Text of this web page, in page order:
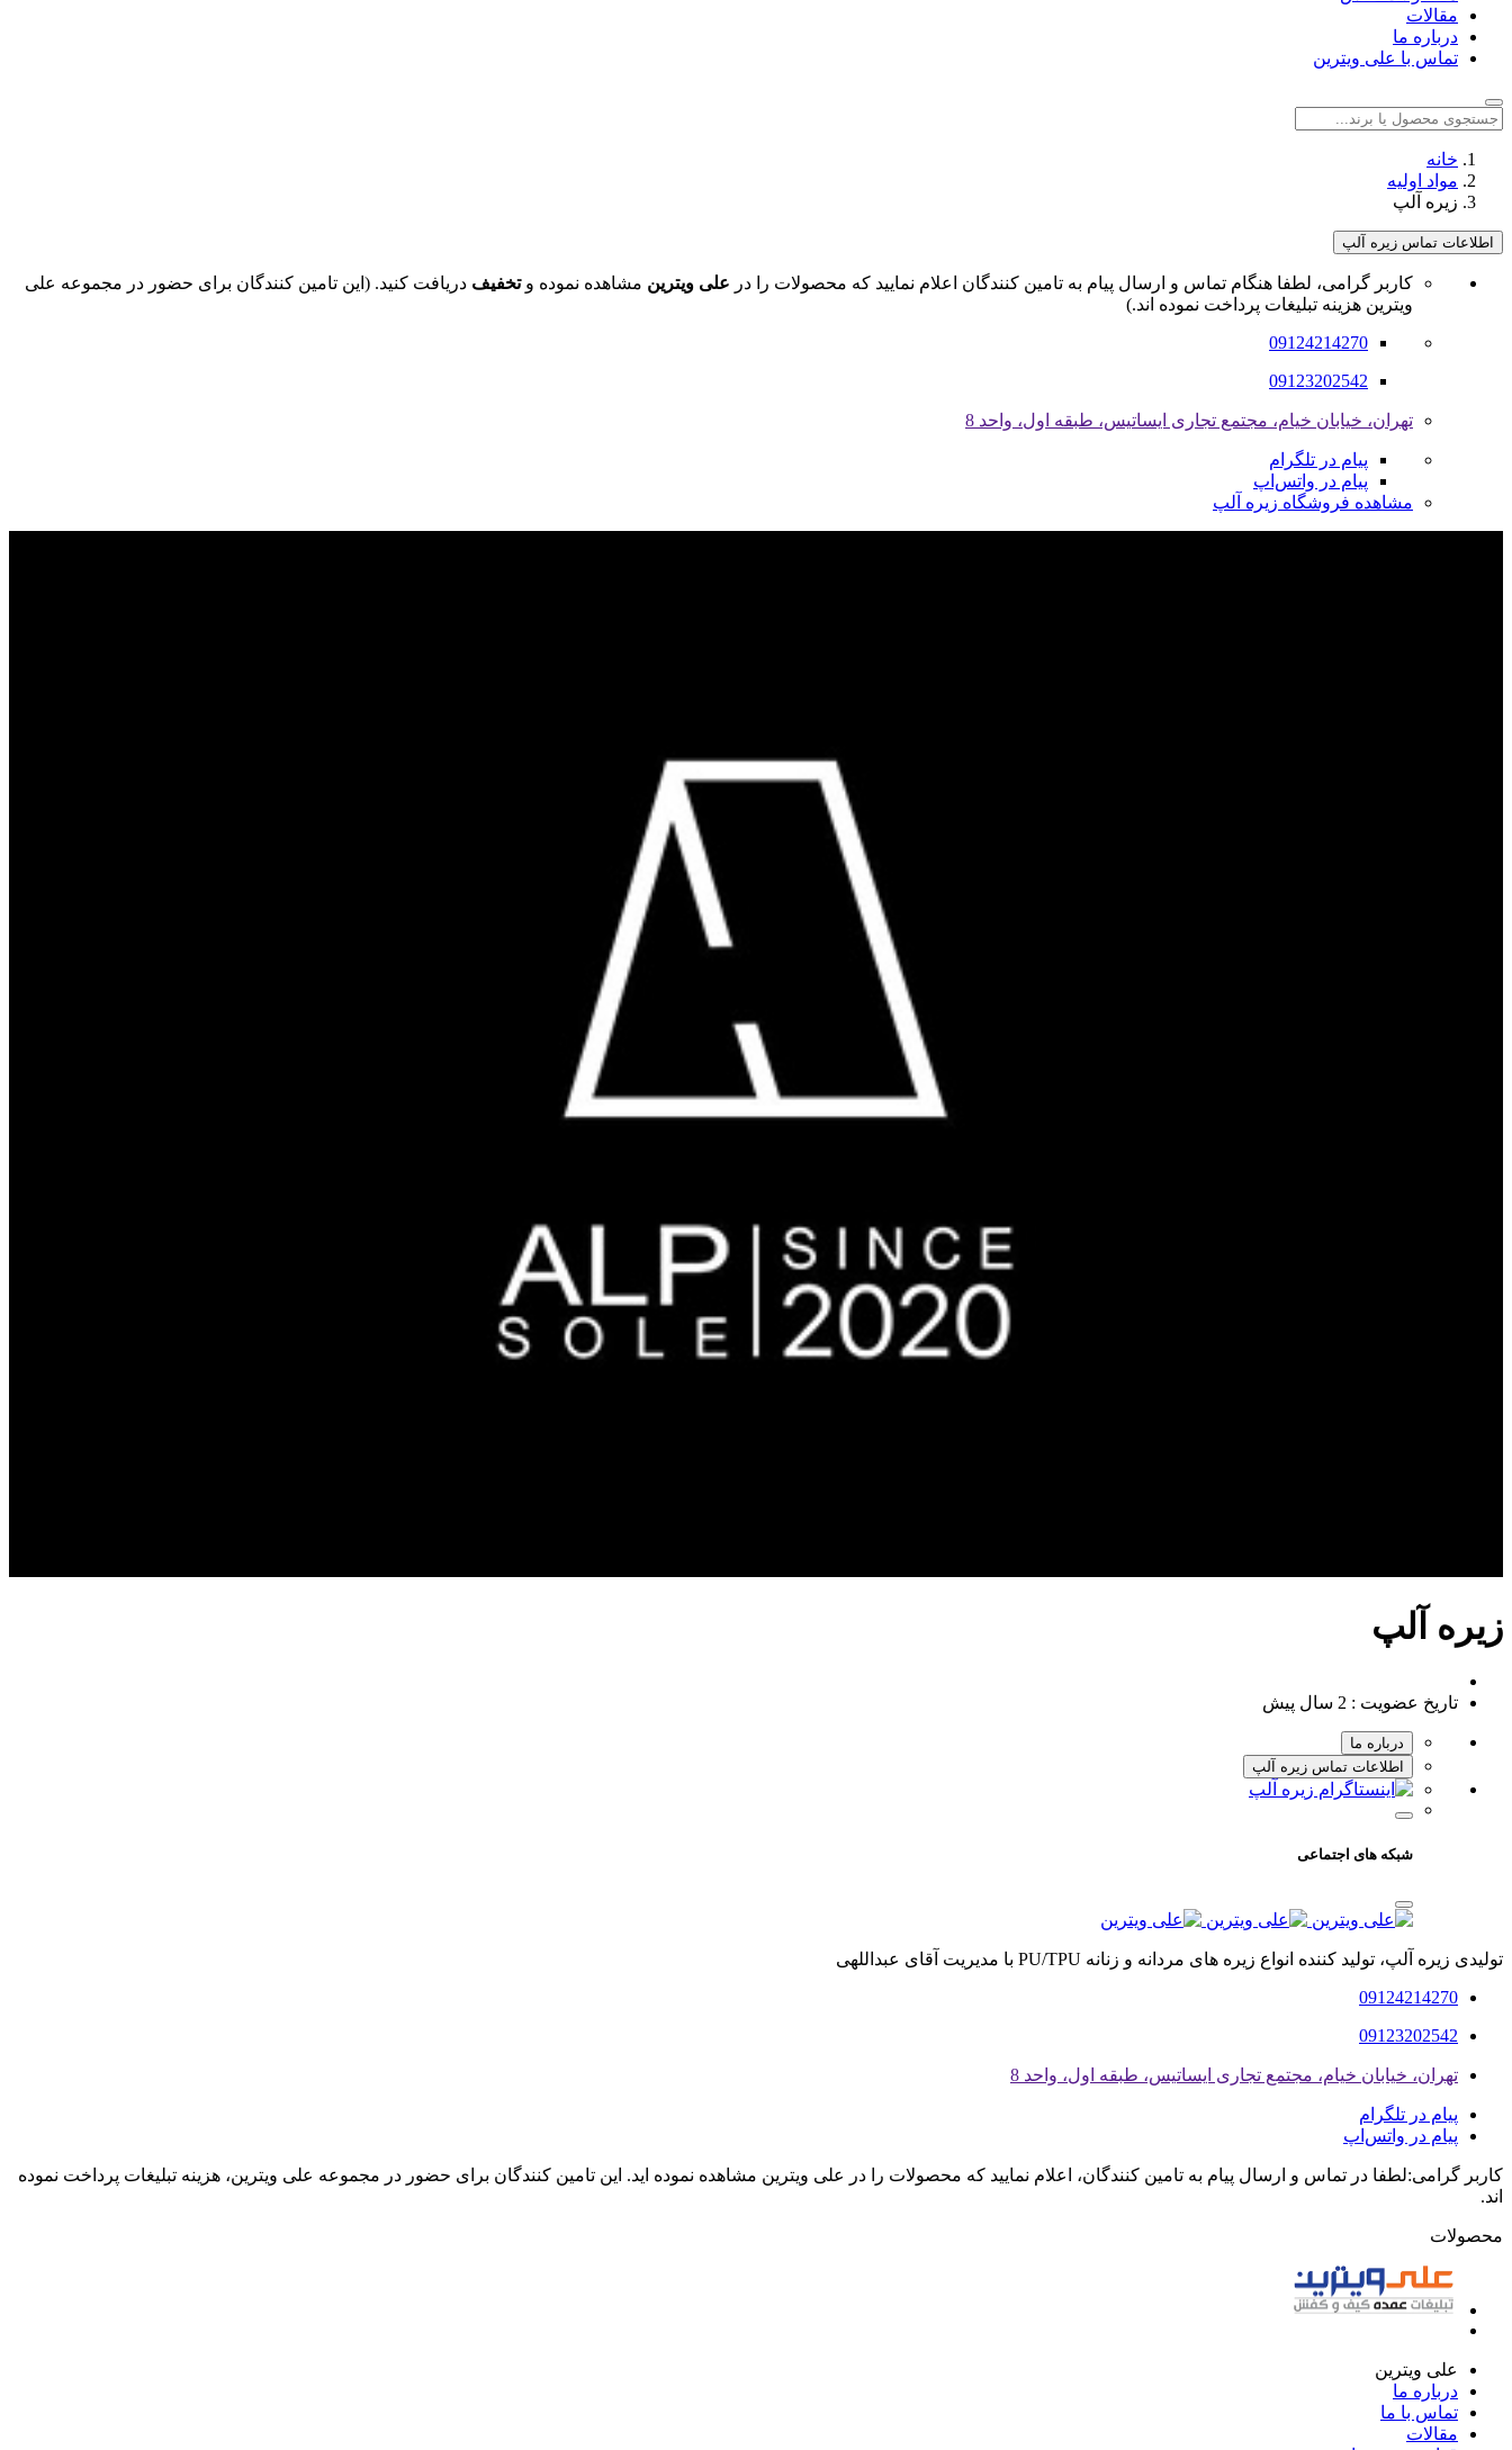
مقالات
درباره ما
تماس با علی ویترین
خانه
مواد اولیه
زیره آلپ
اطلاعات تماس زیره آلپ
کاربر گرامی، لطفا هنگام تماس و ارسال پیام به تامین کنندگان اعلام نمایید که محصولات را در علی ویترین مشاهده نموده وتخفیف دریافت کنید. (این تامین کنندگان برای حضور در مجموعه علی
ویترین هزینه تبلیغات پرداخت نموده اند.)
09124214270
09123202542
تهران، خیابان خیام، مجتمع تجاری ایساتیس، طبقه اول، واحد 8
پیام در تلگرام
پیام در واتس‌اپ
مشاهده فروشگاه زیره آلپ
زیره آلپ
تاریخ عضویت : 2 سال پیش
درباره ما
اطلاعات تماس زیره آلپ
شبکه های اجتماعی
تولیدی زیره آلپ، تولید کننده انواع زیره های مردانه و زنانه PU/TPU با مدیریت آقای عبداللهی
09124214270
09123202542
تهران، خیابان خیام، مجتمع تجاری ایساتیس، طبقه اول، واحد 8
پیام در تلگرام
پیام در واتس‌اپ
کاربر گرامی:لطفا در تماس و ارسال پیام به تامین کنندگان، اعلام نمایید که محصولات را در علی ویترین مشاهده نموده اید. این تامین کنندگان برای حضور در مجموعه علی ویترین، هزینه تبلیغات پرداخت نموده
اند.
محصولات
علی ویترین
درباره ما
تماس با ما
مقالات